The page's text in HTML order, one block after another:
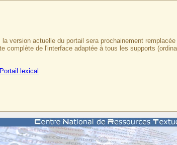
version actuelle du portail sera prochainement
complète de l'interface adaptée à tous les supports
Portail lexical